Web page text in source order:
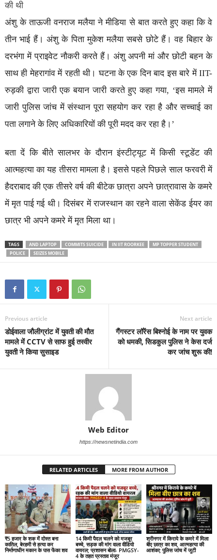
की थी
अंशु के ताऊजी वनराज मलैया ने मीडिया से बात करते हुए कहा कि वे
तीन भाई हैं। अंशु के पिता मुकेश मलैया सबसे छोटे हैं। वह बिहार के
दरभंगा में प्राइवेट नौकरी करते हैं। अंशु अपनी मां और छोटी बहन के
साथ ही मेहरागांव में रहती थी। घटना के एक दिन बाद इस बारे में IIT-
रुड़की द्वारा जारी एक बयान जारी करते हुए कहा गया, ‘इस मामले में
जारी पुलिस जांच में संस्थान पूरा सहयोग कर रहा है और सच्चाई का
पता लगाने के लिए अधिकारियों की पूरी मदद कर रहा है।’
बता दें कि बीते सालभर के दौरान इंस्टीट्यूट में किसी स्टूडेंट की
आत्महत्या का यह तीसरा मामला है। इससे पहले पिछले साल फरवरी में
हैदराबाद की एक तीसरे वर्ष की बीटेक छात्रा अपने छात्रावास के कमरे
में मृत पाई गई थी। दिसंबर में राजस्थान का रहने वाला सेकेंड ईयर का
छात्र भी अपने कमरे में मृत मिला था।
TAGS AND LAPTOP COMMITS SUICIDE IN IIT ROORKEE
MP TOPPER STUDENT
POLICE
SEIZES MOBILE
Previous article
डोईवाला जौलीग्रांट में युवती की मौत
मामले में CCTV से साफ हुई तस्वीर
युवती ने किया सुसाइड
Next article
गैंगस्टर लॉरेंस बिश्नोई के नाम पर युवक
को धमकी, सिडकुल पुलिस ने केस दर्ज
कर जांच शुरू की!
Web Editor
https://newsnetindia.com
RELATED ARTICLES MORE FROM AUTHOR
₹5 हजार के शक में दोस्त बना
कातिल, बेरहमी से हत्या कर
निर्माणाधीन मकान के पास फेंका शव
14 किमी पैदल चलने को मजबूर
बच्चे, सड़क की मांग वाला वीडियो
वायरल; प्रशासन बोला- PMGSY-
4 के तहत प्रस्ताव मंजूर
श्रीनगर में किराये के कमरे में मिला
बीए छात्र का शव, आत्महत्या की
आशंका; पुलिस जांच में जुटी